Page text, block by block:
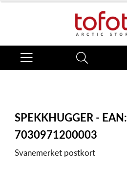
SPEKKHUGGER - EAN:
7030971200003
Svanemerket postkort